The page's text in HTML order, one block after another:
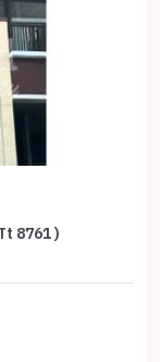
8761 )